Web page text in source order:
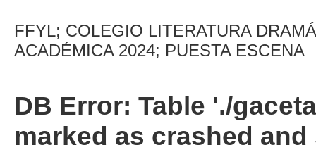
FFYL; COLEGIO LITERATURA
ACADÉMICA 2024; PUESTA ESCENA
DB Error: Table './
marked as crashed